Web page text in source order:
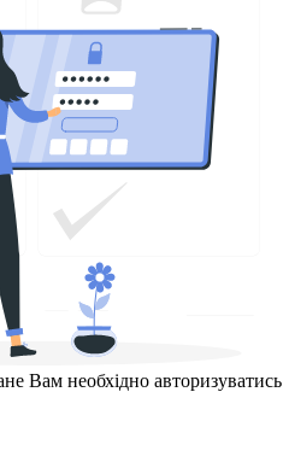
Вам необхідно авторизуватись